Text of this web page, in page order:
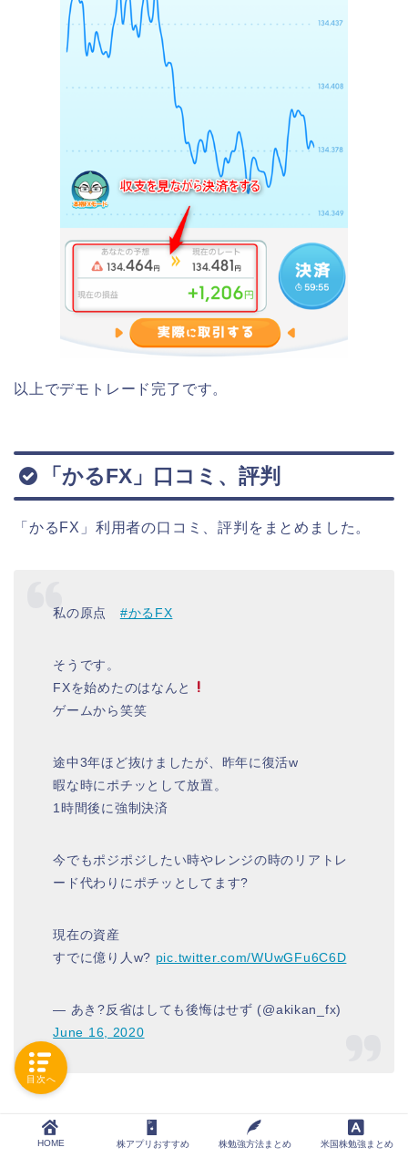
以上でデモトレード完了です。
「かるFX」口コミ、評判
「かるFX」利用者の口コミ、評判をまとめました。
私の原点 #かるFX
そうです。
FXを始めたのはなんと
ゲームから笑笑
途中3年ほど抜けましたが、昨年に復活w
暇な時にポチッとして放置。
1時間後に強制決済
今でもポジポジしたい時やレンジの時のリアトレ
ード代わりにポチッとしてます?
現在の資産
すでに億り人w? pic.twitter.com/WUwGFu6C6D
— あき?反省はしても後悔はせず (@akikan_fx)
June 16, 2020
HOME 株アプリおすすめ 株勉強方法まとめ 米国株勉強まとめ
目次へ